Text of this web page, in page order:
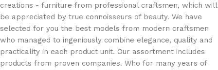
creations - furniture from professional craftsmen, which will
be appreciated by true connoisseurs of beauty. We have
selected for you the best models from modern craftsmen
who managed to ingeniously combine elegance, quality and
practicality in each product unit. Our assortment includes
products from proven companies. Who for many years of